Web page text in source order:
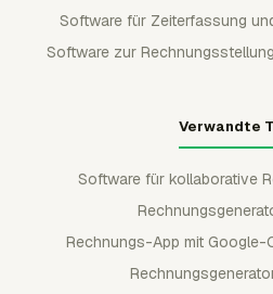
Software für Zeiterfassung
Software zur
Verwandte
Software für kollaborative
Rechnungs-App mit Google-